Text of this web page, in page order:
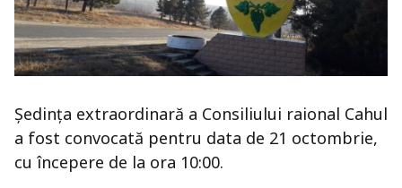
Ședința extraordinară a Consiliului raional Cahul
a fost convocată pentru data de 21 octombrie,
cu începere de la ora 10:00.